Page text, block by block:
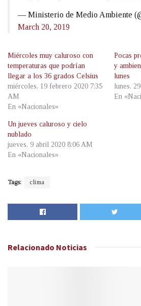
— Ministerio de Medio Ambiente
March 20, 2019
Miércoles muy caluroso con
temperaturas que podrían
llegar a los 36 grados Celsius
miércoles, 19 febrero 2020 7:35
AM
En «Nacionales»
Pocas
y
lunes
lunes,
En
Un jueves caluroso y cielo
nublado
jueves, 9 abril 2020 8:06 AM
En «Nacionales»
Tags: clima
Relacionado Noticias